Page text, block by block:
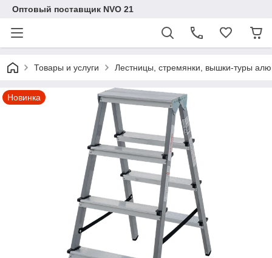
Оптовый поставщик NVO 21
Товары и услуги Лестницы, стремянки, вышки-туры
Новинка